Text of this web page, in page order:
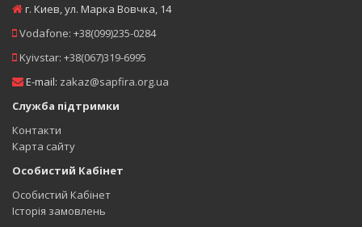
г. Киев ул. Марка Вовчка, 14
Vodafone: +38(099)235-0284
Kyivstar: +38(067)319-6995
E-mail: zakaz@sapfira.org.ua
Служба підтримки
Контакти
Карта сайту
Особистий Кабінет
Особистий Кабінет
Історія замовлень